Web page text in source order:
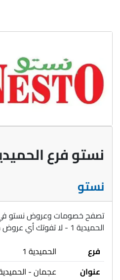
نستو فرع
نستو
تصفح خصومات وعروض نستو
الحميدية 1 - لا تفوتك أي عروض مع ديلزبوك الإمارات.
فرع
الحميدية 1
عنوان
عجمان - الحميدية